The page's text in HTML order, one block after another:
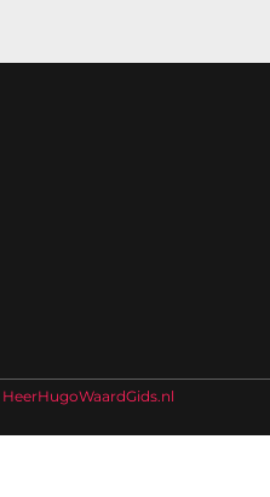
HeerHugoWaardGids.nl